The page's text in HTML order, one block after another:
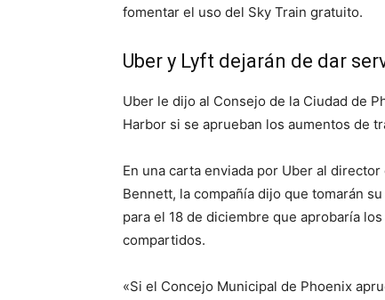
fomentar el uso del Sky Train gratuito.
Uber y Lyft dejarán de dar
Uber le dijo al Consejo de la Ciudad de
Harbor si se aprueban los aumentos de
En una carta enviada por Uber al
Bennett, la compañía dijo que tomarán
para el 18 de diciembre que aprobaría
compartidos.
«Si el Concejo Municipal de Phoenix